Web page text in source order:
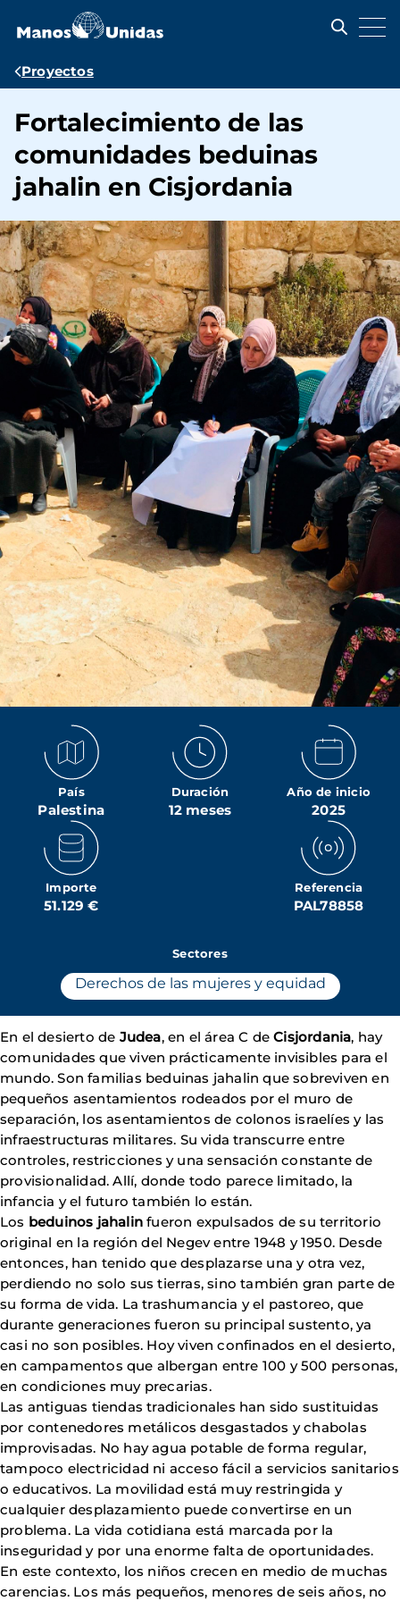
contenido
Ruta
navegación
Proyectos
Fortalecimiento de las
comunidades beduinas
jahalin en Cisjordania
País
Palestina
Duración
12 meses
Año de inicio
2025
Importe
51.129 €
Referencia
PAL78858
Sectores
Derechos de las mujeres y equidad
En el desierto de Judea, en el área C deCisjordania, hay
comunidades que viven prácticamente invisibles para el
mundo. Son familias beduinas jahalin que sobreviven en
pequeños asentamientos rodeados por el muro de
separación, los asentamientos de colonos israelíes y las
infraestructuras militares. Su vida transcurre entre
controles, restricciones y una sensación constante de
provisionalidad. Allí, donde todo parece limitado, la
infancia y el futuro también lo están.
Los beduinos jahalin fueron expulsados de su territorio
original en la región del Negev entre 1948 y 1950. Desde
entonces, han tenido que desplazarse una y otra vez,
perdiendo no solo sus tierras, sino también gran parte de
su forma de vida. La trashumancia y el pastoreo, que
durante generaciones fueron su principal sustento, ya
casi no son posibles. Hoy viven confinados en el desierto,
en campamentos que albergan entre 100 y 500 personas,
en condiciones muy precarias.
Las antiguas tiendas tradicionales han sido sustituidas
por contenedores metálicos desgastados y chabolas
improvisadas. No hay agua potable de forma regular,
tampoco electricidad ni acceso fácil a servicios sanitarios
o educativos. La movilidad está muy restringida y
cualquier desplazamiento puede convertirse en un
problema. La vida cotidiana está marcada por la
inseguridad y por una enorme falta de oportunidades.
En este contexto, los niños crecen en medio de muchas
carencias. Los más pequeños, menores de seis años, no